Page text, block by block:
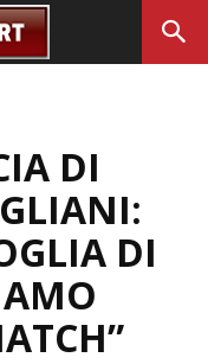
DI
DI